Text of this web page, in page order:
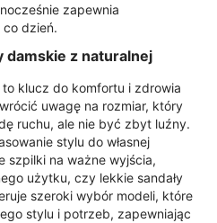
zapewnia
dzień.
damskie z naturalnej
klucz do komfortu i zdrowia
uwagę na rozmiar, który
ruchu, ale nie być zbyt luźny.
stylu do własnej
szpilki na ważne wyjścia,
użytku, czy lekkie sandały
szeroki wybór modeli, które
stylu i potrzeb, zapewniając